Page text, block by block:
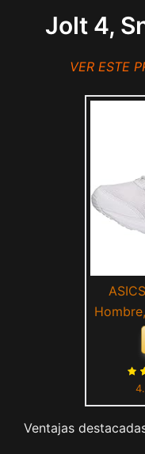
Jolt 4,
VER ESTE
Ventajas